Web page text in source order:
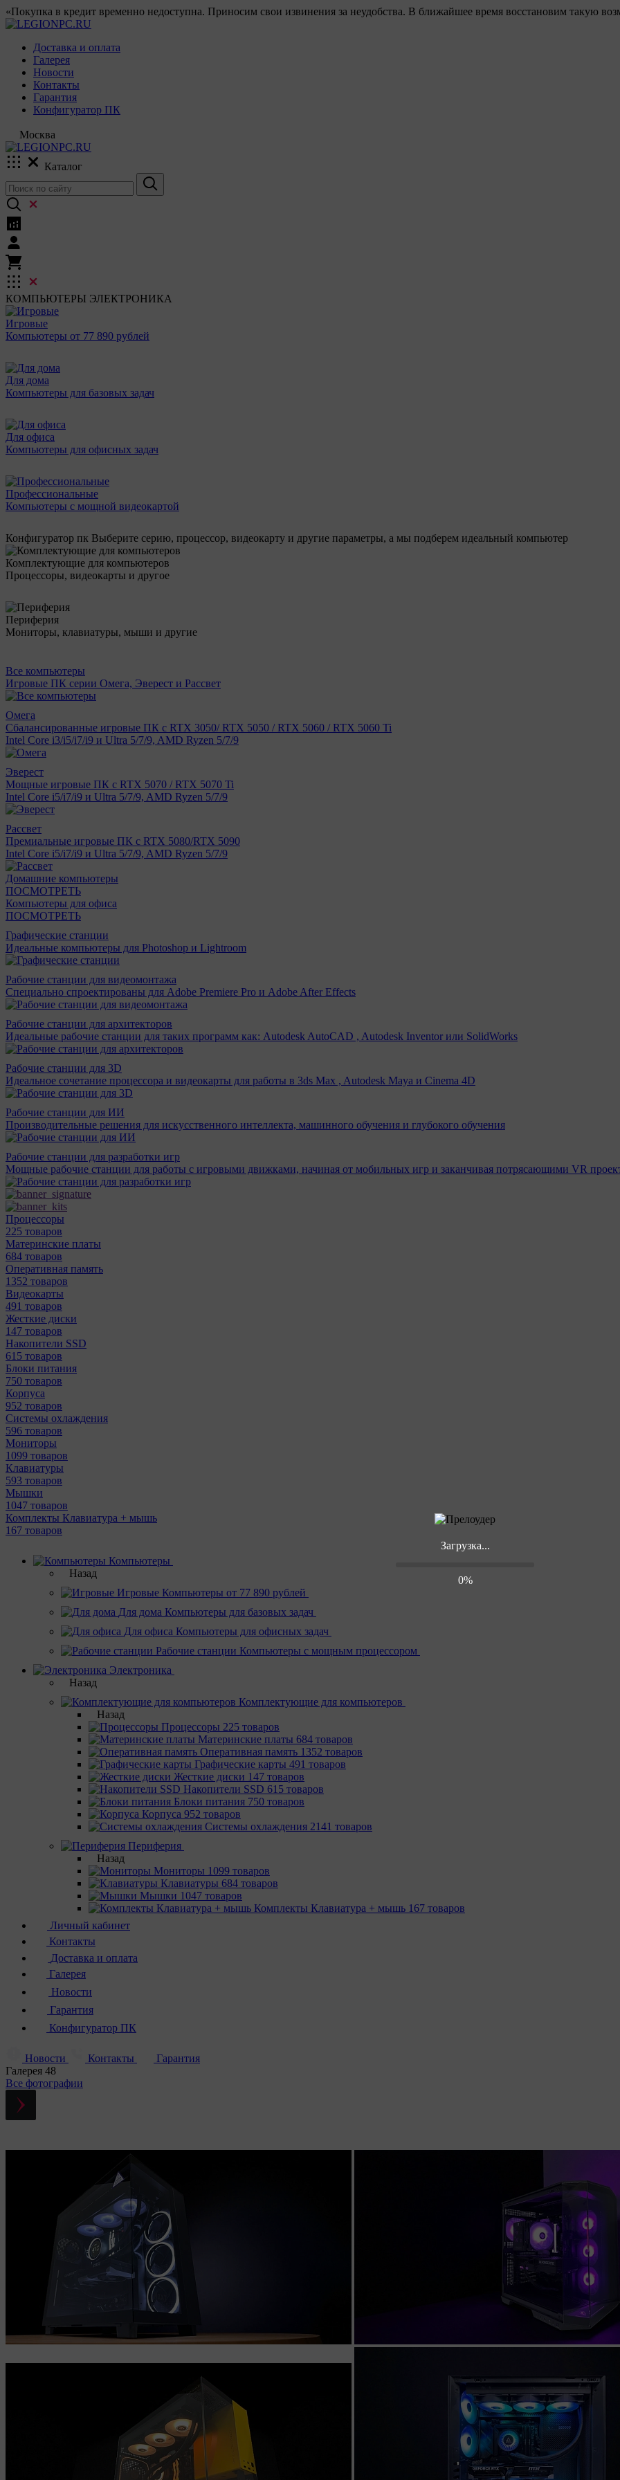
Загрузка...
0%
«Покупка в кредит временно недоступна. Приносим свои извинения за неудобства. В ближайшее время восстановим такую
Доставка и оплата
Галерея
Новости
Контакты
Гарантия
Конфигуратор ПК
Москва
Каталог
КОМПЬЮТЕРЫ ЭЛЕКТРОНИКА
Игровые
Компьютеры от 77 890 рублей
Для дома
Компьютеры для базовых задач
Для офиса
Компьютеры для офисных задач
Профессиональные
Компьютеры с мощной видеокартой
Конфигуратор пк Выберите серию, процессор, видеокарту и другие параметры, а мы подберем идеальный компьютер
Комплектующие для компьютеров
Процессоры, видеокарты и другое
Периферия
Мониторы, клавиатуры, мыши и другие
Все компьютеры
Игровые ПК серии Омега, Эверест и Рассвет
Омега
Сбалансированные игровые ПК с RTX 3050/ RTX 5050 / RTX 5060 / RTX 5060 Ti
Intel Core i3/i5/i7/i9 и Ultra 5/7/9, AMD Ryzen 5/7/9
Эверест
Мощные игровые ПК с RTX 5070 / RTX 5070 Ti
Intel Core i5/i7/i9 и Ultra 5/7/9, AMD Ryzen 5/7/9
Рассвет
Премиальные игровые ПК с RTX 5080/RTX 5090
Intel Core i5/i7/i9 и Ultra 5/7/9, AMD Ryzen 5/7/9
Домашние компьютеры
ПОСМОТРЕТЬ
Компьютеры для офиса
ПОСМОТРЕТЬ
Графические станции
Идеальные компьютеры для Photoshop и Lightroom
Рабочие станции для видеомонтажа
Специально спроектированы для Adobe Premiere Pro и Adobe After Effects
Рабочие станции для архитекторов
Идеальные рабочие станции для таких программ как: Autodesk AutoCAD , Autodesk Inventor или SolidWorks
Рабочие станции для 3D
Идеальное сочетание процессора и видеокарты для работы в 3ds Max , Autodesk Maya и Cinema 4D
Рабочие станции для ИИ
Производительные решения для искусственного интеллекта, машинного обучения и глубокого обучения
Рабочие станции для разработки игр
Мощные рабочие станции для работы с игровыми движками, начиная от мобильных игр и заканчивая потрясающими VR
Процессоры
225 товаров
Материнcкие платы
684 товаров
Оперативная память
1352 товаров
Видеокарты
491 товаров
Жесткие диски
147 товаров
Накопители SSD
615 товаров
Блоки питания
750 товаров
Корпуса
952 товаров
Системы охлаждения
596 товаров
Мониторы
1099 товаров
Клавиатуры
593 товаров
Мышки
1047 товаров
Комплекты Клавиатура + мышь
167 товаров
Компьютеры
Назад
Игровые Компьютеры от 77 890 рублей
Для дома Компьютеры для базовых задач
Для офиса Компьютеры для офисных задач
Рабочие станции Компьютеры с мощным процессором
Электроника
Назад
Комплектующие для компьютеров
Назад
Процессоры 225 товаров
Материнcкие платы 684 товаров
Оперативная память 1352 товаров
Графические карты 491 товаров
Жесткие диски 147 товаров
Накопители SSD 615 товаров
Блоки питания 750 товаров
Корпуса 952 товаров
Системы охлаждения 2141 товаров
Периферия
Назад
Мониторы 1099 товаров
Клавиатуры 684 товаров
Мышки 1047 товаров
Комплекты Клавиатура + мышь 167 товаров
Личный кабинет
Контакты
Доставка и оплата
Галерея
Новости
Гарантия
Конфигуратор ПК
Новости Контакты
Гарантия
Галерея 48
Все фотографии